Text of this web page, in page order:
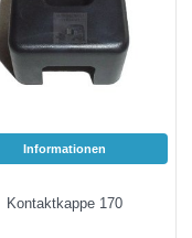
Informationen
Kontaktkappe 170